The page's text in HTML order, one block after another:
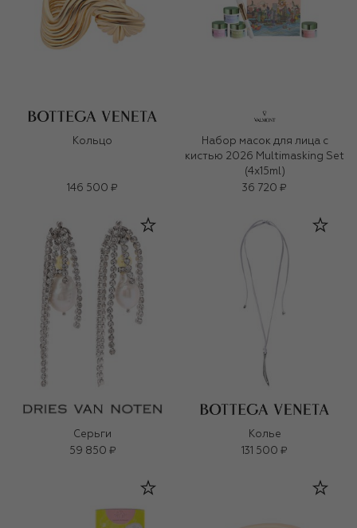
Кольцо
146 500 ₽
Набор масок для лица с
кистью 2026 Multimasking Set
(4x15ml)
36 720 ₽
Серьги
59 850 ₽
Колье
131 500 ₽